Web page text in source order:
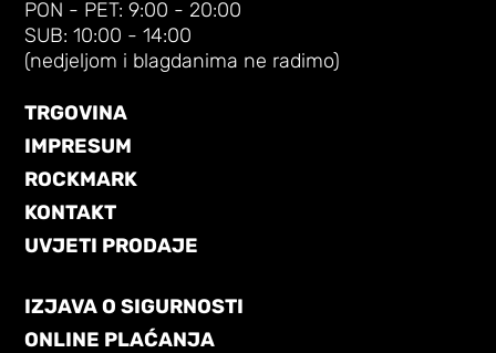
PON - PET: 9:00 - 20:00
SUB: 10:00 - 14:00
(nedjeljom i blagdanima ne radimo)
TRGOVINA
IMPRESUM
ROCKMARK
KONTAKT
UVJETI PRODAJE
IZJAVA O SIGURNOSTI
ONLINE PLAĆANJA